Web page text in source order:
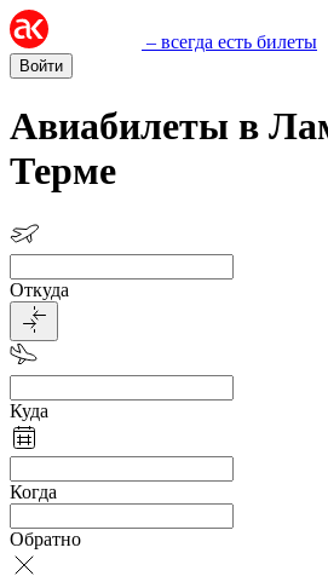
– всегда есть билеты
Войти
Авиабилеты в
Терме
Откуда
Куда
Когда
Обратно